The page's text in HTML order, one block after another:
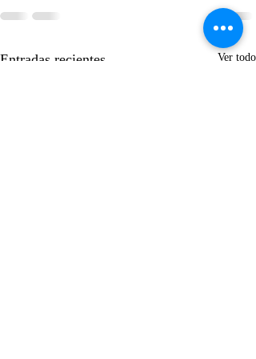
Entradas recientes Ver todo